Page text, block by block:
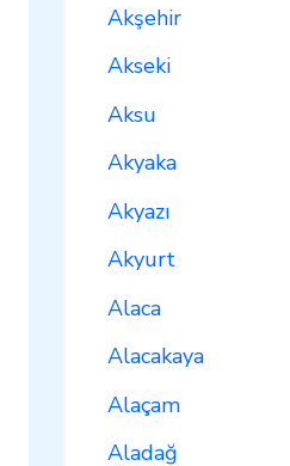
Akşehir
Akseki
Aksu
Akyaka
Akyazı
Akyurt
Alaca
Alacakaya
Alaçam
Aladağ